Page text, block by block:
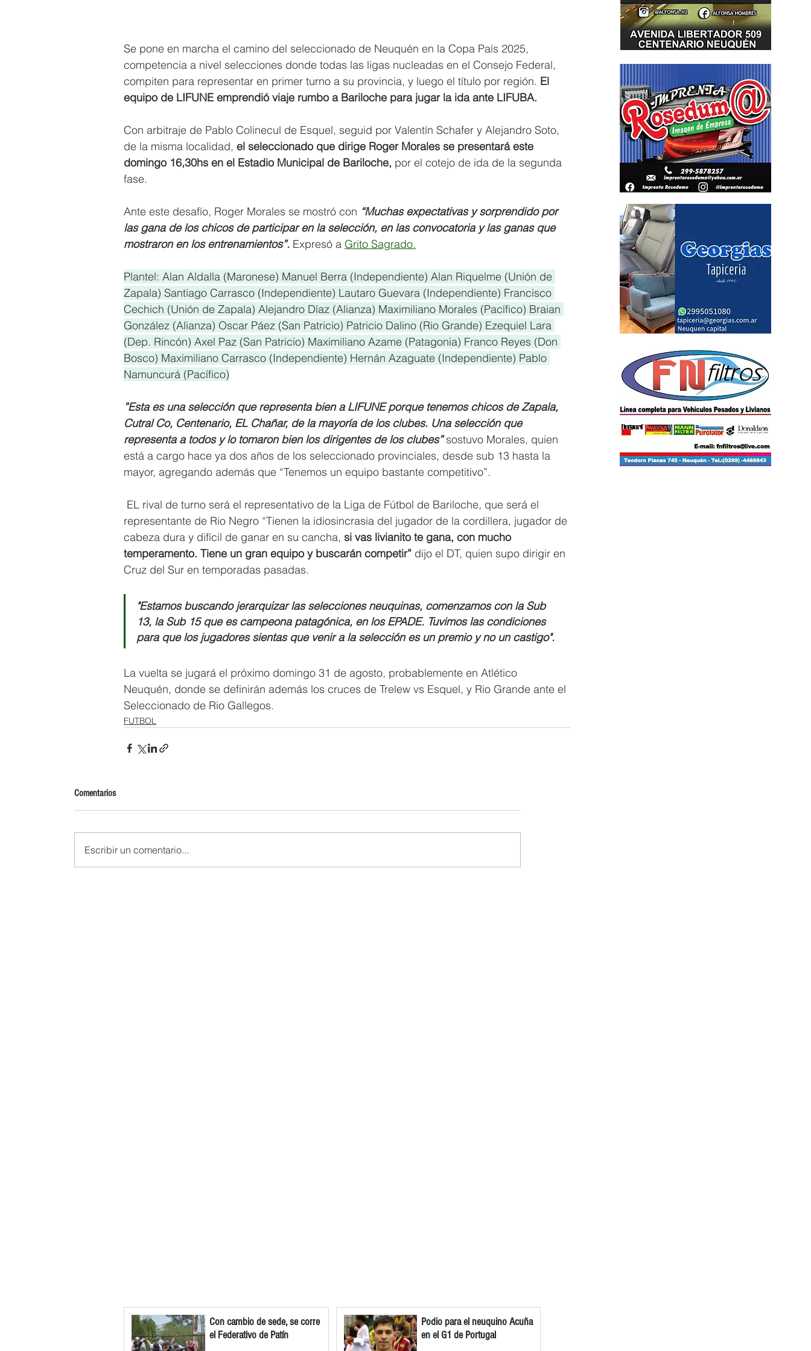
Se pone en marcha el camino del seleccionado de Neuquén en la Copa País 2025,
competencia a nivel selecciones donde todas las ligas nucleadas en el Consejo Federal,
compiten para representar en primer turno a su provincia, y luego el título por región. El
equipo de LIFUNE emprendió viaje rumbo a Bariloche para jugar la ida ante LIFUBA.
Con arbitraje de Pablo Colinecul de Esquel, seguid por Valentín Schafer y Alejandro Soto,
de la misma localidad, el seleccionado que dirige Roger Morales se presentará este
domingo 16,30hs en el Estadio Municipal de Bariloche, por el cotejo de ida de la segunda
fase.
Ante este desafío, Roger Morales se mostró con “Muchas expectativas y sorprendido por
las gana de los chicos de participar en la selección, en las convocatoria y las ganas que
mostraron en los entrenamientos”. Expresó a Grito Sagrado.
Plantel: Alan Aldalla (Maronese) Manuel Berra (Independiente) Alan Riquelme (Unión de
Zapala) Santiago Carrasco (Independiente) Lautaro Guevara (Independiente) Francisco
Cechich (Unión de Zapala) Alejandro Díaz (Alianza) Maximiliano Morales (Pacífico) Braian
González (Alianza) Oscar Páez (San Patricio) Patricio Dalino (Rio Grande) Ezequiel Lara
(Dep. Rincón) Axel Paz (San Patricio) Maximiliano Azame (Patagonia) Franco Reyes (Don
Bosco) Maximiliano Carrasco (Independiente) Hernán Azaguate (Independiente) Pablo
Namuncurá (Pacífico)
”Esta es una selección que representa bien a LIFUNE porque tenemos chicos de Zapala,
Cutral Co, Centenario, EL Chañar, de la mayoría de los clubes. Una selección que
representa a todos y lo tomaron bien los dirigentes de los clubes” sostuvo Morales, quien
está a cargo hace ya dos años de los seleccionado provinciales, desde sub 13 hasta la
mayor, agregando además que “Tenemos un equipo bastante competitivo”.
EL rival de turno será el representativo de la Liga de Fútbol de Bariloche, que será el
representante de Rio Negro “Tienen la idiosincrasia del jugador de la cordillera, jugador de
cabeza dura y difícil de ganar en su cancha, si vas livianito te gana, con mucho
temperamento. Tiene un gran equipo y buscarán competir” dijo el DT, quien supo dirigir en
Cruz del Sur en temporadas pasadas.
"Estamos buscando jerarquizar las selecciones neuquinas, comenzamos con la Sub
13, la Sub 15 que es campeona patagónica, en los EPADE. Tuvimos las condiciones
para que los jugadores sientas que venir a la selección es un premio y no un castigo".
La vuelta se jugará el próximo domingo 31 de agosto, probablemente en Atlético
Neuquén, donde se definirán además los cruces de Trelew vs Esquel, y Rio Grande ante el
Seleccionado de Rio Gallegos.
FUTBOL
Comentarios
Escribir un comentario...
Con cambio de sede, se corre
el Federativo de Patín
Podio para el neuquino Acuña
en el G1 de Portugal